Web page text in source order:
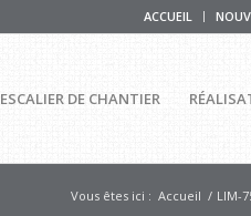
ACCUEIL
ESCALIER DE CHANTIER
Vous êtes ici : Accueil / LIM-